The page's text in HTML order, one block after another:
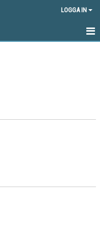
LOGGA IN